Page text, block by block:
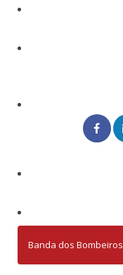
Banda dos Bombeiros